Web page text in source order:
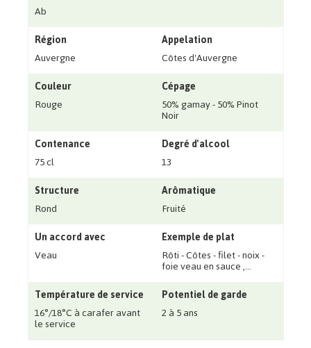
Ab
Région
Auvergne
Appelation
Côtes d'Auvergne
Couleur
Rouge
Cépage
50% gamay - 50% Pinot
Noir
Contenance
75 cl
Degré d'alcool
13
Structure
Rond
Arômatique
Fruité
Un accord avec
Veau
Exemple de plat
Rôti - Côtes - filet - noix -
foie veau en sauce ‚...
Température de service
16°/18°C à carafer avant
le service
Potentiel de garde
2 à 5 ans